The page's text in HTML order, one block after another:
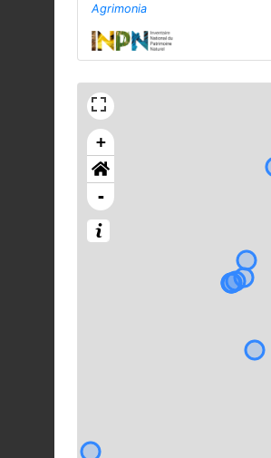
Agrimonia
+
-